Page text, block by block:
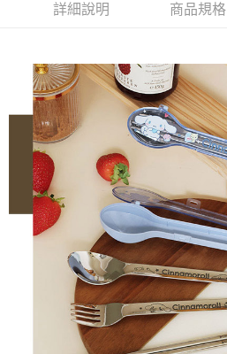
詳細說明 商品規格